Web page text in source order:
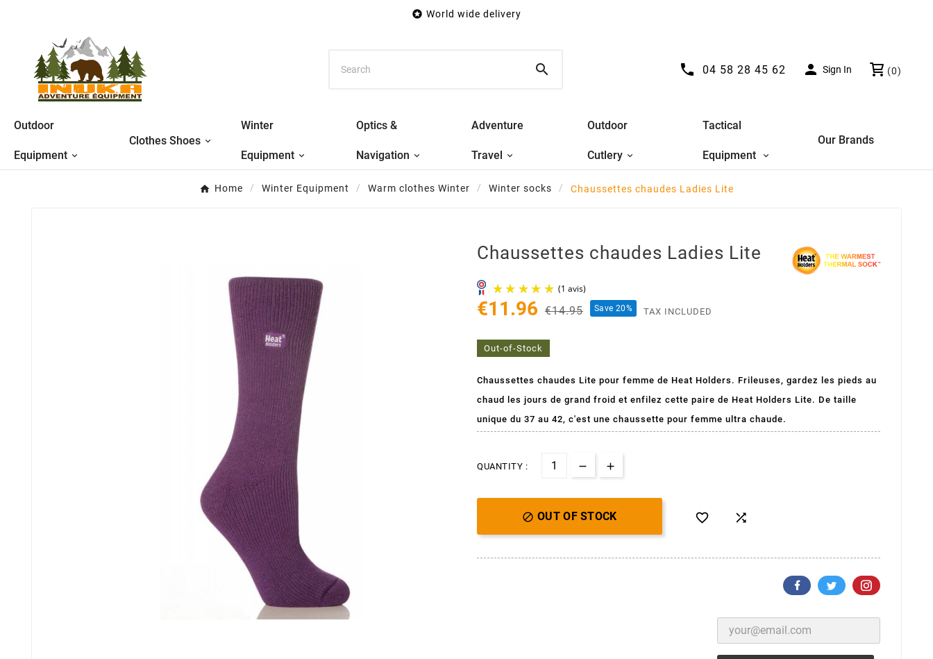
 World wide delivery
  04 58 28 45 62  Sign In (0)
Outdoor
Equipment
Clothes Shoes
Winter
Equipment
Optics &
Navigation
Adventure
Travel
Outdoor
Cutlery
Tactical
Equipment
Our Brands
Home Winter Equipment Warm clothes Winter Winter socks Chaussettes chaudes Ladies Lite
Chaussettes chaudes Ladies Lite
€11.96 €14.95 Save 20% TAX INCLUDED
Out-of-Stock
Chaussettes chaudes Lite pour femme de Heat Holders. Frileuses, gardez les pieds au
chaud les jours de grand froid et enfilez cette paire de Heat Holders Lite. De taille
unique du 37 au 42, c'est une chaussette pour femme ultra chaude.
QUANTITY :
 OUT OF STOCK  